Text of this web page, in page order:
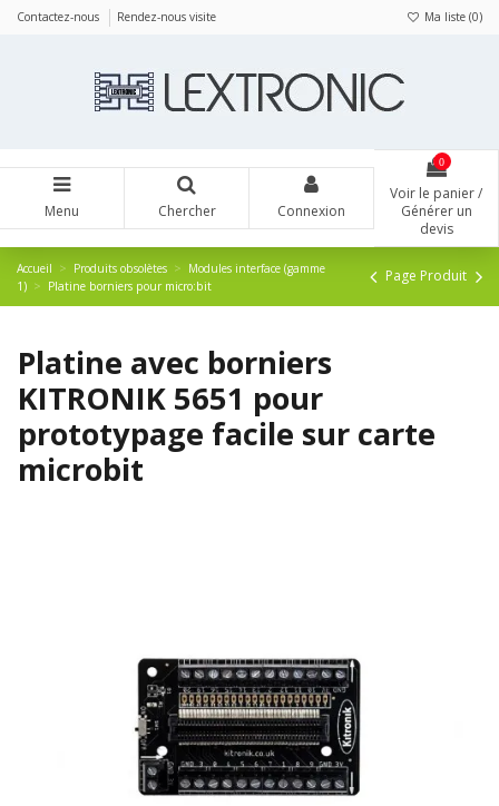
Contactez-nous Rendez-nous visite Ma liste (0)
Menu Chercher Connexion
0
Voir le panier /
Générer un
devis
Accueil Produits obsolètes
Modules interface (gamme
1)
Platine borniers pour micro:bit
Page Produit
Platine avec borniers
KITRONIK 5651 pour
prototypage facile sur carte
microbit
Panneau de gestion des cookies